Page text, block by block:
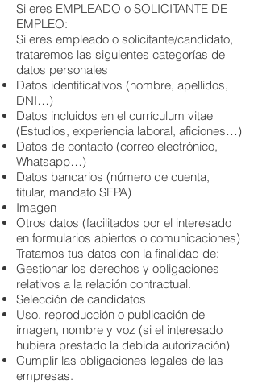
Si eres EMPLEADO o SOLICITANTE DE
EMPLEO:
Si eres empleado o solicitante/candidato,
trataremos las siguientes categorías de
datos personales
Datos identificativos (nombre, apellidos,
DNI…)
Datos incluidos en el currículum vitae
(Estudios, experiencia laboral, aficiones…)
Datos de contacto (correo electrónico,
Whatsapp…)
Datos bancarios (número de cuenta,
titular, mandato SEPA)
Imagen
Otros datos (facilitados por el interesado
en formularios abiertos o comunicaciones)
Tratamos tus datos con la finalidad de:
Gestionar los derechos y obligaciones
relativos a la relación contractual.
Selección de candidatos
Uso, reproducción o publicación de
imagen, nombre y voz (si el interesado
hubiera prestado la debida autorización)
Cumplir las obligaciones legales de las
empresas.